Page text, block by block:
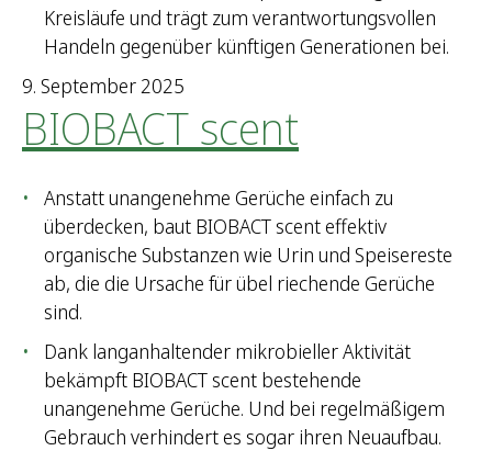
Kreisläufe und trägt zum verantwortungsvollen
Handeln gegenüber künftigen Generationen bei.
9. September 2025
BIOBACT scent
Anstatt unangenehme Gerüche einfach zu
überdecken, baut BIOBACT scent effektiv
organische Substanzen wie Urin und Speisereste
ab, die die Ursache für übel riechende Gerüche
sind.
Dank langanhaltender mikrobieller Aktivität
bekämpft BIOBACT scent bestehende
unangenehme Gerüche. Und bei regelmäßigem
Gebrauch verhindert es sogar ihren Neuaufbau.